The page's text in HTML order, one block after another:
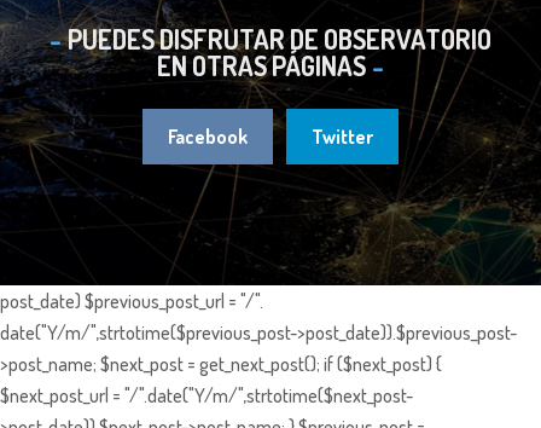
PUEDES DISFRUTAR DE OBSERVATORIO
EN OTRAS PÁGINAS
Facebook Twitter
post_date) $previous_post_url = "/".
date("Y/m/",strtotime($previous_post->post_date)).$previous_post-
>post_name; $next_post = get_next_post(); if ($next_post) {
$next_post_url = "/".date("Y/m/",strtotime($next_post-